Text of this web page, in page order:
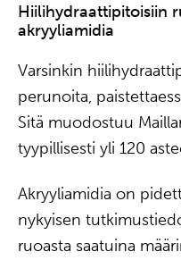
Hiilihydraattipitoisiin
akryyliamidia
Varsinkin
perunoita,
Sitä muodostuu
tyypillisesti yli 120
Akryyliamidia on
nykyisen
ruoasta saatuina